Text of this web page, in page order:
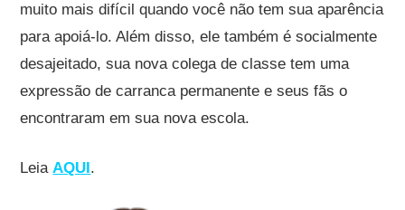
muito mais difícil quando você não tem sua aparência
para apoiá-lo. Além disso, ele também é socialmente
desajeitado, sua nova colega de classe tem uma
expressão de carranca permanente e seus fãs o
encontraram em sua nova escola.
Leia AQUI.